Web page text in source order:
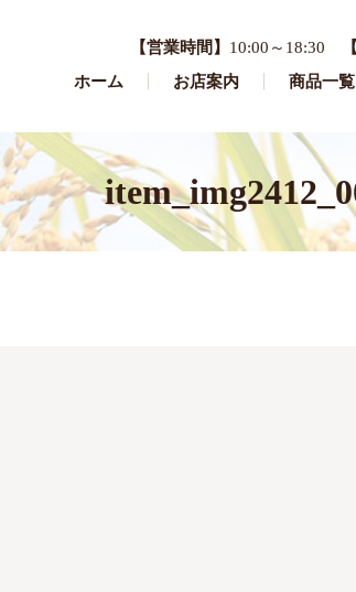
【営業時間】 10:00～18:30
ホーム お店案内 商品一覧